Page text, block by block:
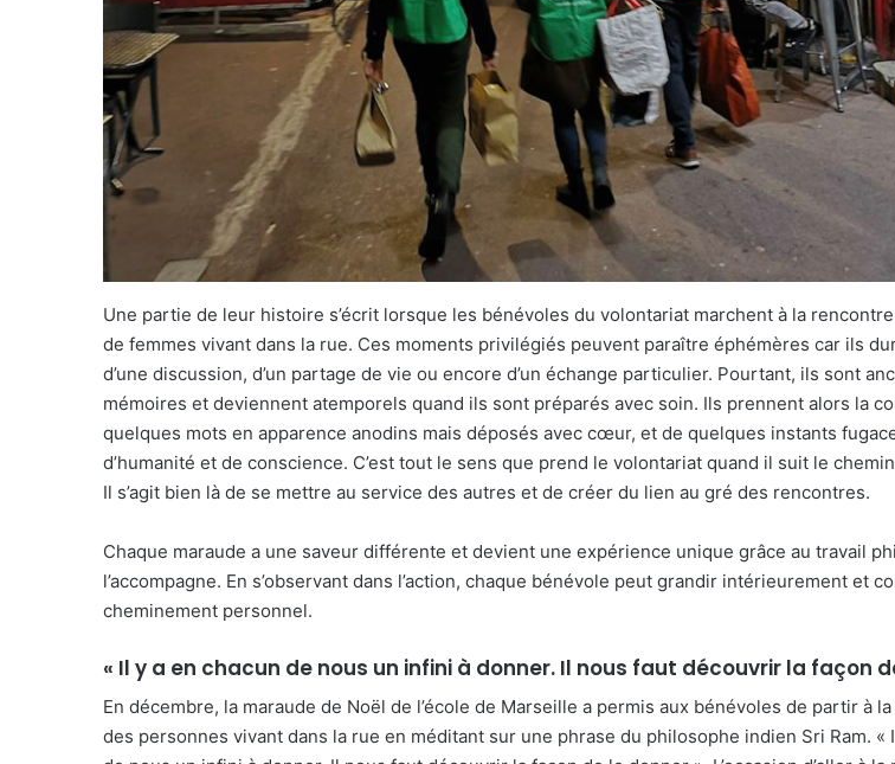
Une partie de leur histoire s’écrit lorsque les bénévoles du volontariat marchent à la rencontre
de femmes vivant dans la rue. Ces moments privilégiés peuvent paraître éphémères car ils
d’une discussion, d’un partage de vie ou encore d’un échange particulier. Pourtant, ils sont
mémoires et deviennent atemporels quand ils sont préparés avec soin. Ils prennent alors la
quelques mots en apparence anodins mais déposés avec cœur, et de quelques instants
d’humanité et de conscience. C’est tout le sens que prend le volontariat quand il suit le
Il s’agit bien là de se mettre au service des autres et de créer du lien au gré des rencontres.
Chaque maraude a une saveur différente et devient une expérience unique grâce au travail
l’accompagne. En s’observant dans l’action, chaque bénévole peut grandir intérieurement et
cheminement personnel.
« Il y a en chacun de nous un infini à donner. Il nous faut découvrir la façon
En décembre, la maraude de Noël de l’école de Marseille a permis aux bénévoles de partir à
des personnes vivant dans la rue en méditant sur une phrase du philosophe indien Sri Ram. «